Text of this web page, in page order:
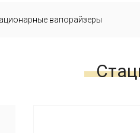
вапорайзеры